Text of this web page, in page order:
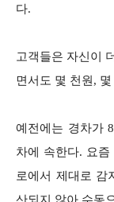
다.
고객들은 자신이
면서도 몇 천원,
예전에는 경차가
차에 속한다. 요
로에서 제대로 감